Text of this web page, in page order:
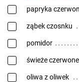
papryka
ząbek czosnku
pomidor
świeże
oliwa z oliwek